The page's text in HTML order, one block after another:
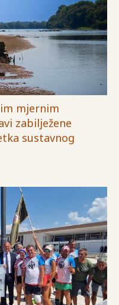
mjernim
zabilježene
sustavnog